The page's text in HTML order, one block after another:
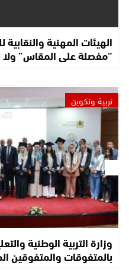
الهيئات المهنية
“مفصلة على المقاس”
تربية وتكوين
وزارة التربية الوطنية
بالمتفوقات والمتفوقين